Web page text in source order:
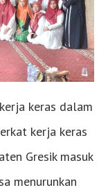
keras dalam
kerja keras
Gresik masuk
menurunkan